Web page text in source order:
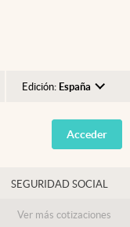
Edición: España
Argentina
España
USA
Colombia
Acceder
SEGURIDAD SOCIAL
Ver más cotizaciones